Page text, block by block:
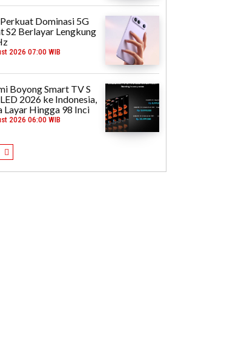
Dominasi 5G
S2 Berlayar Lengkung
2026 07:00 WIB
Boyong Smart TV S
2026 ke Indonesia,
Layar Hingga 98 Inci
2026 06:00 WIB